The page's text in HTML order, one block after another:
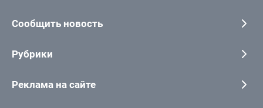
Сообщить новость
Рубрики
Реклама на сайте